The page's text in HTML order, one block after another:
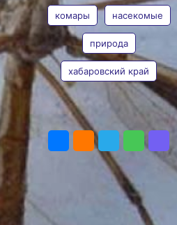
4-
комары насекомые
природа
хабаровский край
ПОДЕЛИТЬСЯ